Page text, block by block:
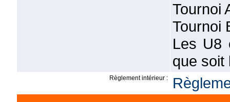
Tournoi
Tournoi
Les U8
que soit
Règlement intérieur :